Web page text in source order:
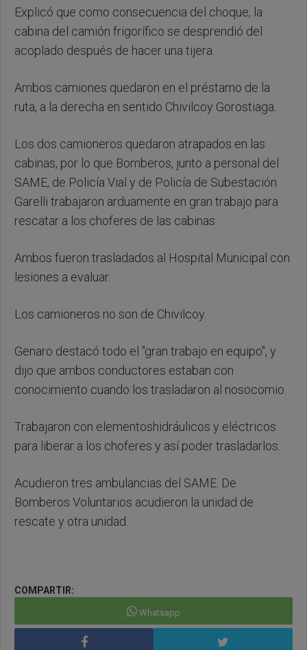
Explicó que como consecuencia del choque, la
cabina del camión frigorífico se desprendió del
acoplado después de hacer una tijera.
Ambos camiones quedaron en el préstamo de la
ruta, a la derecha en sentido Chivilcoy Gorostiaga.
Los dos camioneros quedaron atrapados en las
cabinas, por lo que Bomberos, junto a personal del
SAME, de Policía Vial y de Policía de Subestación
Garelli trabajaron arduamente en gran trabajo para
rescatar a los choferes de las cabinas.
Ambos fueron trasladados al Hospital Municipal con
lesiones a evaluar.
Los camioneros no son de Chivilcoy.
Genaro destacó todo el "gran trabajo en equipo", y
dijo que ambos conductores estaban con
conocimiento cuando los trasladaron al nosocomio.
Trabajaron con elementoshidráulicos y eléctricos
para liberar a los choferes y así poder trasladarlos.
Acudieron tres ambulancias del SAME. De
Bomberos Voluntarios acudieron la unidad de
rescate y otra unidad.
COMPARTIR:
Whatsapp